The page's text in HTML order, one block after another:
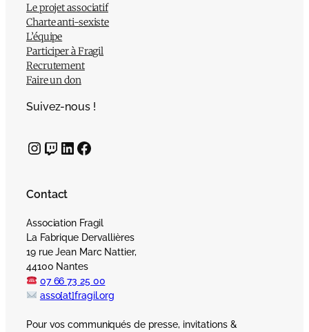
Le projet associatif
Charte anti-sexiste
L’équipe
Participer à Fragil
Recrutement
Faire un don
Suivez-nous !
InstagramTwitch LinkedIn Facebook
Contact
Association Fragil
La Fabrique Dervallières
19 rue Jean Marc Nattier,
44100 Nantes
07 66 73 25 00
asso[at]fragil.org
Pour vos communiqués de presse, invitations &